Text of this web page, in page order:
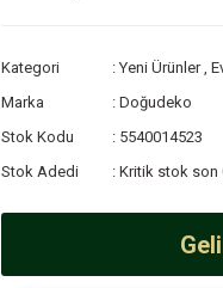
Kategori Yeni Ürünler ,
Marka
Doğudeko
Stok Kodu
5540014523
Stok Adedi
Kritik stok son